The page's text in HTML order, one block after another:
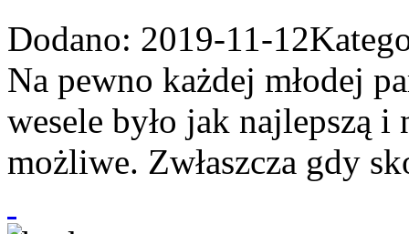
Dodano: 2019-11-12
Na pewno każdej młodej
wesele było jak najlepszą i
możliwe. Zwłaszcza gdy